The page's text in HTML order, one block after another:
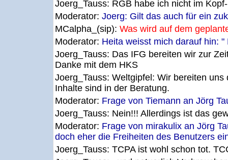
Joerg_Tauss: RGB habe ich nicht im
Moderator: Joerg: Gilt das auch für ein
MCalpha_(sip): Was wird auf dem
Moderator: Heita weisst mich darauf hin: "
Joerg_Tauss: Das IFG bereiten wir zur
Danke mit dem HKS
Joerg_Tauss: Weltgipfel: Wir bereiten
Inhalte sind in der Beratung.
Moderator: Frage von Tiemann an Jörg
Joerg_Tauss: Nein!!! Allerdings ist das
Moderator: Frage von mirakulix an Jörg
doch eher die Freiheiten des Benutzers
Joerg_Tauss: TCPA ist wohl schon tot.